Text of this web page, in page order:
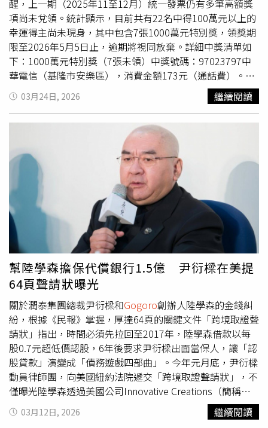
式領獎。
醒，上一期（2025年11至12月）統一發票仍有多筆高額獎
項尚未兌領。統計顯示，目前共有22名中得100萬元以上的
幸運得主尚未現身，其中包含7張1000萬元特別獎，領獎期
限至2026年5月5日止，逾期將視同放棄。詳細中獎清單如
下：1000萬元特別獎（7張未領）中獎號碼：97023797中
華電信（基隆市安樂區），消費金額173元（通話費）。好
市多（台北市內湖區），消費金額5,913元。全家便利商店
（新北市淡水區），消費金額49元。春水堂人文茶館（新北
市樹林區秀泰廣場），消費金額500元。Gogoro（桃園市
龜山區），消費金額11元（服務費）。全聯福利中心（台中
市東區），消費金額607元。AROSA COFFEE（高雄市大遠
百），消費金額111元。200萬元特獎（7張未領）Uber
Eats（新北市林口區），消費金額120元（訂閱費）。三郎
便當（桃園市平鎮區），消費金額110元。全聯福利中心
（桃園市龜山區），消費金額168元。7-ELEVEN（桃園市
八德區），消費金額116元。大炳國際（台中市太平區），
消費金額1,152元。吉爾斯麵包（台中市北屯區），消費金
額478元。大埔鐵板燒（高雄市三民區），消費金額490
元。100萬元雲端發票（8張未領）App Store（台北市信義
區），消費金額60元。App Store（台北市信義區），消費
金額330元。Facebook（台北市信義區），消費金額616元
（廣告費）。蝦皮購物（台北市信義區），消費金額928
元。50嵐（新北市新店區），消費金額60元。全家便利商
店（新北市三重區），消費金額29元。7-ELEVEN（台南市
安定區），消費金額55元。7-ELEVEN（高雄市楠梓區），
消費金額64元。財政部提醒，民眾應儘速檢查紙本與雲端發
票，並在期限內完成兌領，以免錯失成為千萬富翁的機會。
03月24日, 2026 繼續閱讀
幫陸學森擔保代償銀行1.5億 尹衍樑在美提
64頁聲請狀曝光
關於潤泰集團總裁尹衍樑和Gogoro創辦人陸學森的金錢糾
紛，根據《民報》掌握，厚達64頁的關鍵文件「跨境取證聲
請狀」指出，時間必須先拉回至2017年，陸學森借款以每
股0.7元超低價認股，6年後要求尹衍樑出面當保人，讓「認
股貸款」演變成「債務遊戲四部曲」。今年元月底，尹衍樑
動員律師團，向美國紐約法院遞交「跨境取證聲請狀」，不
僅曝光陸學森透過美國公司Innovative Creations（簡稱
Innovative）持有
的股票，更顯現尹對於誠信原則
遭到踐踏後的震怒與跨境追查決心。2017年：陸學森開槓
03月12日, 2026 繼續閱讀